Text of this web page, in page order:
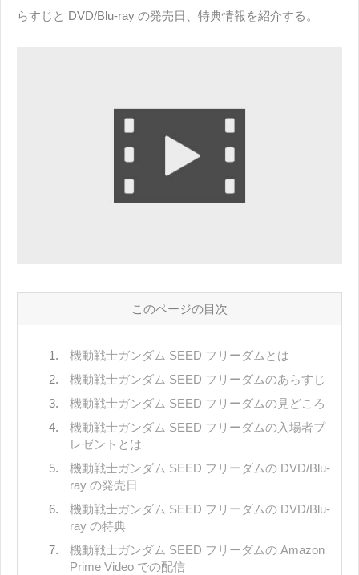
らすじと DVD/Blu-ray の発売日、特典情報を紹介する。
このページの目次
機動戦士ガンダム SEED フリーダムとは
機動戦士ガンダム SEED フリーダムのあらすじ
機動戦士ガンダム SEED フリーダムの見どころ
機動戦士ガンダム SEED フリーダムの入場者プ
レゼントとは
機動戦士ガンダム SEED フリーダムの DVD/Blu-
ray の発売日
機動戦士ガンダム SEED フリーダムの DVD/Blu-
ray の特典
機動戦士ガンダム SEED フリーダムの Amazon
Prime Video での配信